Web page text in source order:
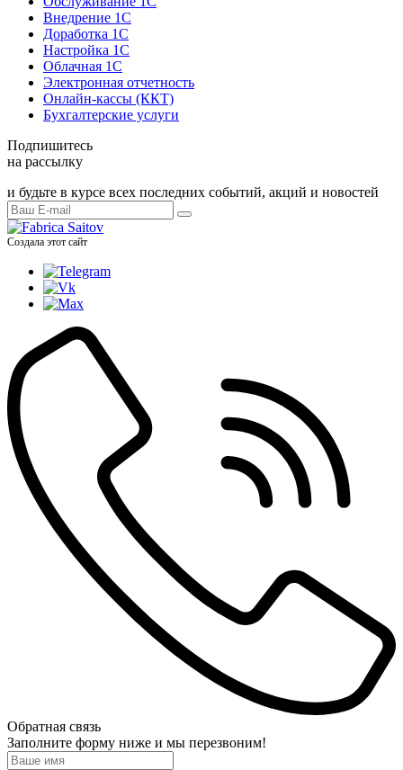
Внедрение 1С
Доработка 1С
Настройка 1С
Облачная 1С
Электронная отчетность
Онлайн-кассы (ККТ)
Бухгалтерские услуги
Подпишитесь
на рассылку
и будьте в курсе всех последних событий, акций и новостей
Создала этот сайт
Обратная связь
Заполните форму ниже и мы перезвоним!